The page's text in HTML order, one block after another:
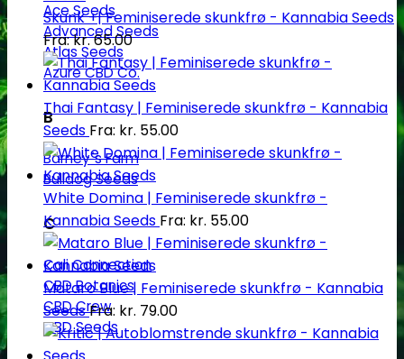
Ace Seeds
Advanced Seeds
Atlas Seeds
Azure CBD Co.
B
Barney´s Farm
Bulldog Seeds
C
Cali Connection
CBD Botanics
CBD Crew
CBD Seeds
Skunk +| Feminiserede skunkfrø - Kannabia Seeds
Fra:kr.65.00
Thai Fantasy | Feminiserede skunkfrø - Kannabia
Seeds Fra: kr. 55.00
White Domina | Feminiserede skunkfrø -
Kannabia Seeds Fra: kr. 55.00
Mataro Blue | Feminiserede skunkfrø - Kannabia
SeedsFra: kr. 79.00